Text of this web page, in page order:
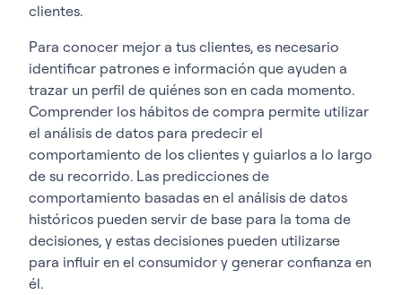
clientes.
Para conocer mejor a tus clientes, es necesario
identificar patrones e información que ayuden a
trazar un perfil de quiénes son en cada momento.
Comprender los hábitos de compra permite utilizar
el análisis de datos para predecir el
comportamiento de los clientes y guiarlos a lo largo
de su recorrido. Las predicciones de
comportamiento basadas en el análisis de datos
históricos pueden servir de base para la toma de
decisiones, y estas decisiones pueden utilizarse
para influir en el consumidor y generar confianza en
él.